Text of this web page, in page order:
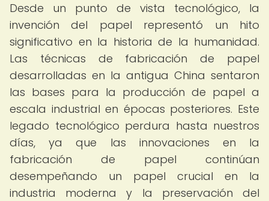
Desde un punto de vista tecnológico, la
invención del papel representó un hito
significativo en la historia de la humanidad.
Las técnicas de fabricación de papel
desarrolladas en la antigua China sentaron
las bases para la producción de papel a
escala industrial en épocas posteriores. Este
legado tecnológico perdura hasta nuestros
días, ya que las innovaciones en la
fabricación de papel continúan
desempeñando un papel crucial en la
industria moderna y la preservación del